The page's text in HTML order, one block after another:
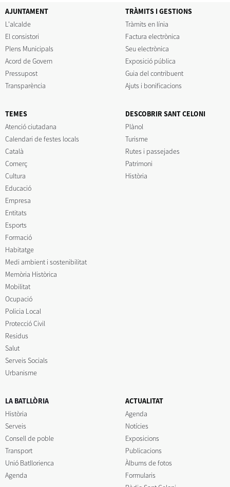
AJUNTAMENT
L'alcalde
El consistori
Plens Municipals
Acord de Govern
Pressupost
Transparència
TRÀMITS I GESTIONS
Tràmits en línia
Factura electrònica
Seu electrònica
Exposició pública
Guia del contribuent
Ajuts i bonificacions
TEMES
Atenció ciutadana
Calendari de festes locals
Català
Comerç
Cultura
Educació
Empresa
Entitats
Esports
Formació
Habitatge
Medi ambient i sostenibilitat
Memòria Històrica
Mobilitat
Ocupació
Policia Local
Protecció Civil
Residus
Salut
Serveis Socials
Urbanisme
DESCOBRIR SANT CELONI
Plànol
Turisme
Rutes i passejades
Patrimoni
Història
LA BATLLÒRIA
Història
Serveis
Consell de poble
Transport
Unió Batllorienca
Agenda
ACTUALITAT
Agenda
Notícies
Exposicions
Publicacions
Àlbums de fotos
Formularis